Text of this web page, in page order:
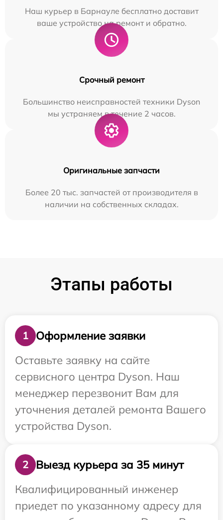
Наш курьер в Барнауле бесплатно доставит
ваше устройство на ремонт и обратно.
Срочный ремонт
Большинство неисправностей техники Dyson
мы устраняем в течение 2 часов.
Оригинальные запчасти
Более 20 тыс. запчастей от производителя в
наличии на собственных складах.
Этапы работы
1
Оформление заявки
Оставьте заявку на сайте
сервисного центра Dyson. Наш
менеджер перезвонит Вам для
уточнения деталей ремонта Вашего
устройства Dyson.
2
Выезд курьера за 35 минут
Квалифицированный инженер
приедет по указанному адресу для